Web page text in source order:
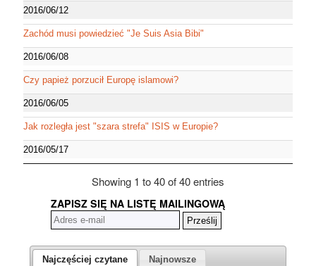
2016/06/12
Zachód musi powiedzieć "Je Suis Asia Bibi"
2016/06/08
Czy papież porzucił Europę islamowi?
2016/06/05
Jak rozległa jest "szara strefa" ISIS w Europie?
2016/05/17
Showing 1 to 40 of 40 entries
ZAPISZ SIĘ NA LISTĘ MAILINGOWĄ
Najczęściej czytane Najnowsze